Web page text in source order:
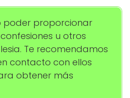
poder proporcionar
u otros
Te recomendamos
contacto con ellos
obtener más